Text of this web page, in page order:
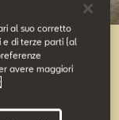
al suo corretto
e di terze parti (al
avere maggiori